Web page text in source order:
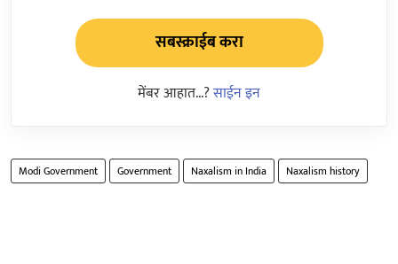
सबस्क्राईब करा
मेंबर आहात...?साईन इन
Modi Government Government Naxalism in India Naxalism history